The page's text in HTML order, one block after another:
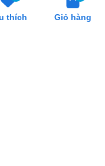
thích Giỏ hàng
Đà Nẵng